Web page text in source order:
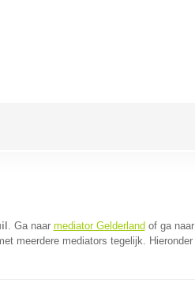
. Ga naar mediator Gelderland of ga naar
meerdere mediators tegelijk. Hieronder